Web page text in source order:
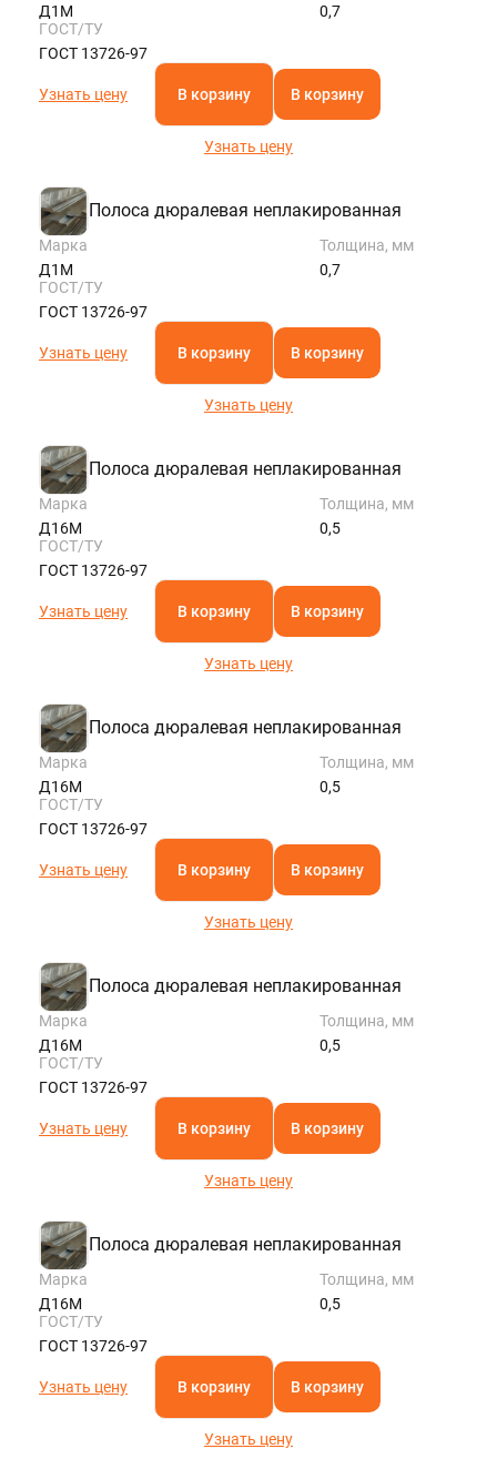
Д1М
0,7
ГОСТ/ТУ
ГОСТ 13726-97
Узнать цену В корзину В корзину
Узнать цену
Полоса дюралевая неплакированная
Марка
Д1М
Толщина, мм
0,7
ГОСТ/ТУ
ГОСТ 13726-97
Узнать цену В корзину В корзину
Узнать цену
Полоса дюралевая неплакированная
Марка
Д16М
Толщина, мм
0,5
ГОСТ/ТУ
ГОСТ 13726-97
Узнать цену В корзину В корзину
Узнать цену
Полоса дюралевая неплакированная
Марка
Д16М
Толщина, мм
0,5
ГОСТ/ТУ
ГОСТ 13726-97
Узнать цену В корзину В корзину
Узнать цену
Полоса дюралевая неплакированная
Марка
Д16М
Толщина, мм
0,5
ГОСТ/ТУ
ГОСТ 13726-97
Узнать цену В корзину В корзину
Узнать цену
Полоса дюралевая неплакированная
Марка
Д16М
Толщина, мм
0,5
ГОСТ/ТУ
ГОСТ 13726-97
Узнать цену В корзину В корзину
Узнать цену